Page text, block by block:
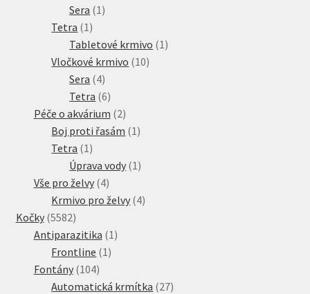
Sera 1 1
Tetra 1 1
produkt
Tabletové krmivo 1 1
Vločkové krmivo 1010
Sera 44
produkty
Tetra 66
produktů
Péče o akvárium 22
produkty
Boj proti řasám 1 1
Tetra 1 1
produkt
Úprava vody 1 1
Vše pro želvy 44
produkty
Krmivo pro želvy 44
Kočky 55825582
produktů
Antiparazitika 1 1
Frontline 1 1
Fontány 104104
produktů
Automatická krmítka 2727